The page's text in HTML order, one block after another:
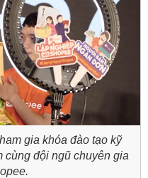
gia khóa đào tạo kỹ
cùng đội ngũ chuyên gia